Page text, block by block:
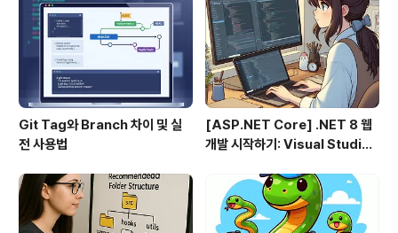
Git Tag와 Branch 차이 및 실
전 사용법
[ASP.NET Core] .NET 8 웹
개발 시작하기: Visual Studio
로젝트 만들기 (1편)